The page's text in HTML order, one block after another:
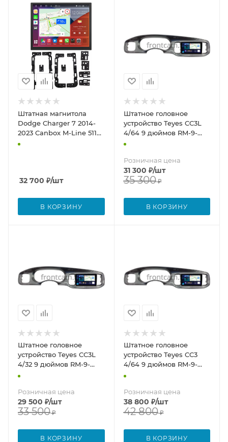
Штатная магнитола
Dodge Charger 7 2014-
2023 Canbox M-Line 5110
8.4 дюйма на Android 10
32 700 ₽/шт
В КОРЗИНУ
Штатное головное
устройство Teyes CC3L
4/64 9 дюймов RM-9-
2200 для Dodge Charger
серая) на Android 10
(4G-SIM, DSP, IPS)
Розничная цена
31 300 ₽/шт
35 300₽
В КОРЗИНУ
Штатное головное
устройство Teyes CC3L
4/32 9 дюймов RM-9-
2200 для Dodge Charger
серая) на Android 10
(4G-SIM, DSP, IPS)
Розничная цена
29 500 ₽/шт
33 500₽
В КОРЗИНУ
Штатное головное
устройство Teyes CC3
4/64 9 дюймов RM-9-
2200 для Dodge Charger
серая) на Android 10
(4G-SIM, DSP, QLed)
Розничная цена
38 800 ₽/шт
42 800₽
В КОРЗИНУ